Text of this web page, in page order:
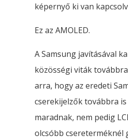
képernyő ki van
Ez az AMOLED.
A Samsung javításával
közösségi viták
arra, hogy az eredeti
cserekijelzők továbbra is
maradnak, nem pedig
olcsóbb csereterméknél